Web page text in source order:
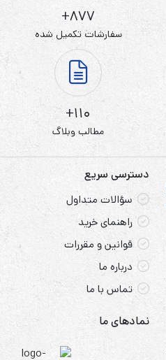
877+
سفارشات تکمیل شده
110+
مطالب وبلاگ
دسترسی سریع
سؤالات متداول
راهنمای خرید
قوانین و مقررات
درباره ما
تماس با ما
نمادهای ما